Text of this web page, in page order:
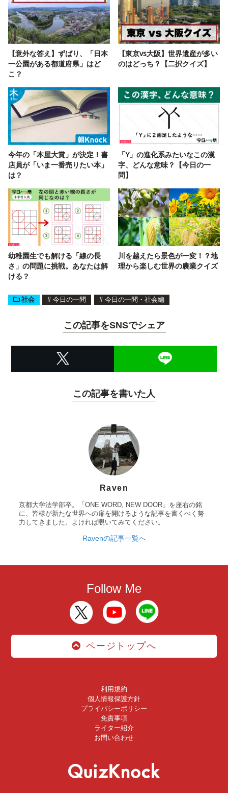
【意外な答え】ずばり、「日本
一公園がある都道府県」はど
こ？
【東京vs大阪】世界遺産が多い
のはどっち？【二択クイズ】
今年の「本屋大賞」が決定！書
店員が「いま一番売りたい本」
は？
「Y」の進化系みたいなこの漢
字、どんな意味？【今日の一
問】
幼稚園生でも解ける「線の長
さ」の問題に挑戦。あなたは解
ける？
川を越えたら景色が一変！？地
理から楽しむ世界の農業クイズ
社会 # 今日の一問 # 今日の一問・社会編
この記事をSNSでシェア
この記事を書いた人
Raven
京都大学法学部卒。「ONE WORD, NEW DOOR」を座右の銘
に、皆様が新たな世界への扉を開けるような記事を書くべく努
力してきました。よければ覗いてみてください。
Ravenの記事一覧へ
Follow Me
ページトップへ
利用規約
個人情報保護方針
プライバシーポリシー
免責事項
ライター紹介
お問い合わせ